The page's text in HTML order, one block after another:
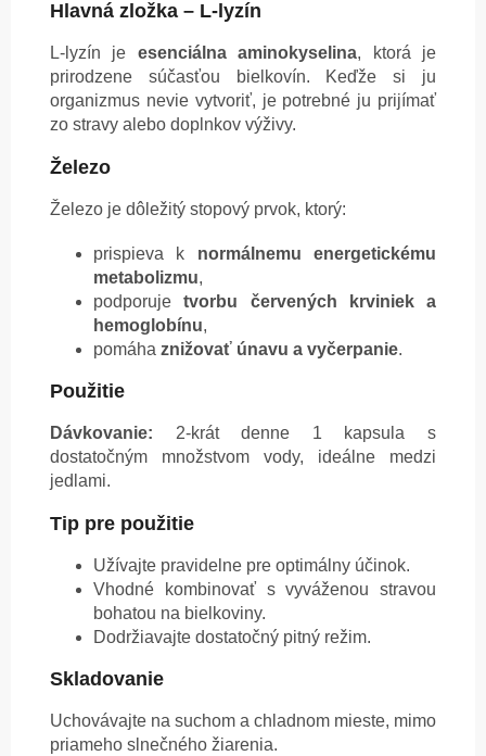
Hlavná zložka – L-lyzín
L-lyzín je esenciálna aminokyselina, ktorá je
prirodzene súčasťou bielkovín. Keďže si ju
organizmus nevie vytvoriť, je potrebné ju prijímať
zo stravy alebo doplnkov výživy.
Železo
Železo je dôležitý stopový prvok, ktorý:
prispieva k normálnemu energetickému
metabolizmu,
podporujetvorbu červených krviniek a
hemoglobínu,
pomáha znižovať únavu a vyčerpanie.
Použitie
Dávkovanie: 2-krát denne 1 kapsula s
dostatočným množstvom vody, ideálne medzi
jedlami.
Tip pre použitie
Užívajte pravidelne pre optimálny účinok.
Vhodné kombinovať s vyváženou stravou
bohatou na bielkoviny.
Dodržiavajte dostatočný pitný režim.
Skladovanie
Uchovávajte na suchom a chladnom mieste, mimo
priameho slnečného žiarenia.